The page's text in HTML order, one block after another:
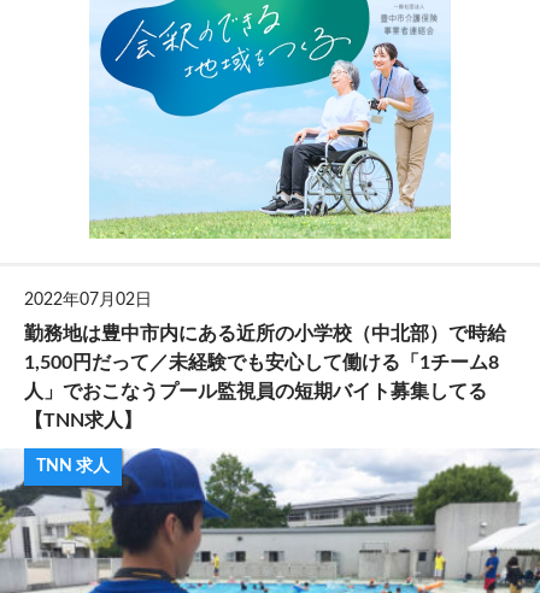
2022年07月02日
勤務地は豊中市内にある近所の小学校（中北部）で時給
1,500円だって／未経験でも安心して働ける「1チーム8
人」でおこなうプール監視員の短期バイト募集してる
【TNN求人】
TNN 求人